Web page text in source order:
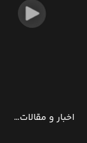
اخبار و مقالات